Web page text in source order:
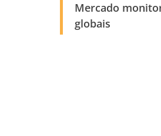
Mercado
globais